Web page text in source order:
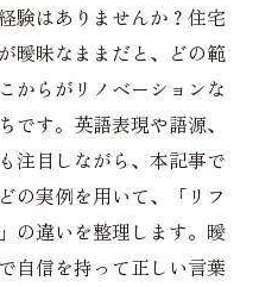
験はありませんか？住宅
曖昧なままだと、どの範
からがリノベーションな
です。英語表現や語源、
注目しながら、本記事で
の実例を用いて、「リフ
の違いを整理します。曖
自信を持って正しい言葉